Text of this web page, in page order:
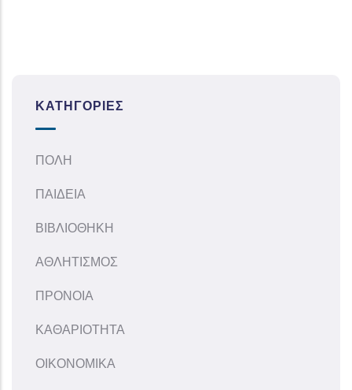
ΚΑΤΗΓΟΡΊΕΣ
ΠΟΛΗ
ΠΑΙΔΕΙΑ
ΒΙΒΛΙΟΘΗΚΗ
ΑΘΛΗΤΙΣΜΟΣ
ΠΡΟΝΟΙΑ
ΚΑΘΑΡΙΟΤΗΤΑ
ΟΙΚΟΝΟΜΙΚΑ